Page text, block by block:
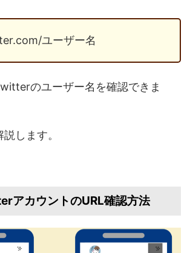
ユーザー名
のユーザー名を確認できま
します。
アカウントのURL確認方法